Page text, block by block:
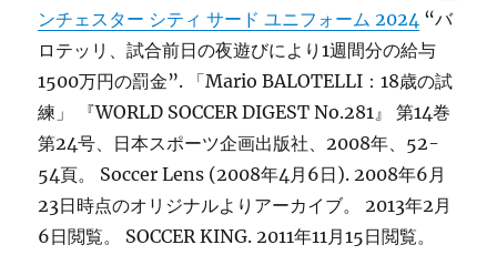
ンチェスター シティ サード ユニフォーム 2024 “バ
ロテッリ、試合前日の夜遊びにより1週間分の給与
1500万円の罰金”. 「Mario BALOTELLI：18歳の試
練」 『WORLD SOCCER DIGEST No.281』 第14巻
第24号、日本スポーツ企画出版社、2008年、52-
54頁。 Soccer Lens (2008年4月6日). 2008年6月
23日時点のオリジナルよりアーカイブ。 2013年2月
6日閲覧。 SOCCER KING. 2011年11月15日閲覧。